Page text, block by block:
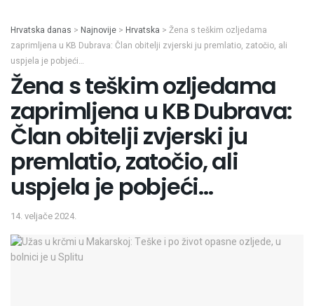
Hrvatska danas > Najnovije > Hrvatska > Žena s teškim ozljedama
zaprimljena u KB Dubrava: Član obitelji zvjerski ju premlatio, zatočio, ali
uspjela je pobjeći…
Žena s teškim ozljedama
zaprimljena u KB Dubrava:
Član obitelji zvjerski ju
premlatio, zatočio, ali
uspjela je pobjeći…
14. veljače 2024.